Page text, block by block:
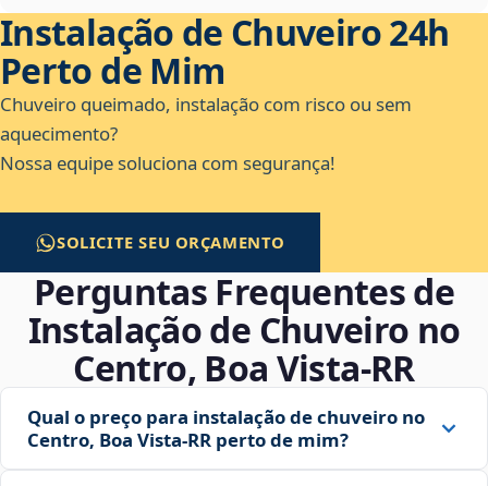
Instalação de Chuveiro 24h
Perto de Mim
Chuveiro queimado, instalação com risco ou sem
aquecimento?
Nossa equipe soluciona com segurança!
SOLICITE SEU ORÇAMENTO
Perguntas Frequentes de
Instalação de Chuveiro no
Centro, Boa Vista‑RR
Qual o preço para instalação de chuveiro no
Centro, Boa Vista‑RR perto de mim?